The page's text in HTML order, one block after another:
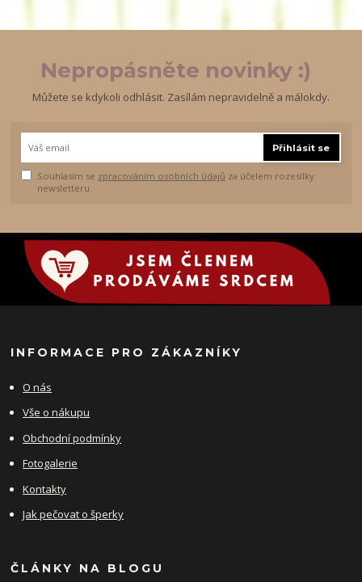
Nepropásněte novinky :)
Můžete se kdykoli odhlásit. Zasílám nepravidelně a málokdy.
Přihlásit se
Souhlasím se zpracováním osobních údajů za účelem rozesílky
newsletteru.
INFORMACE PRO ZÁKAZNÍKY
O nás
Vše o nákupu
Obchodní podmínky
Fotogalerie
Kontakty
Jak pečovat o šperky
ČLÁNKY NA BLOGU